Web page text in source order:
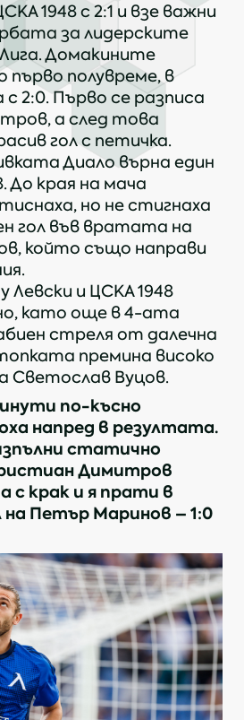
1948 с 2:1 и взе важни
за лидерските
Лига. Домакините
първо полувреме, в
2:0. Първо се разписа
а след това
гол с петичка.
Диало върна един
До края на мача
но не стигнаха
гол във вратата на
който също направи
и ЦСКА 1948
като още в 4-ата
стреля от далечна
премина високо
Светослав Вуцов.
по-късно
напред в резултата.
статично
Димитров
с крак и я прати в
на Петър Маринов – 1:0